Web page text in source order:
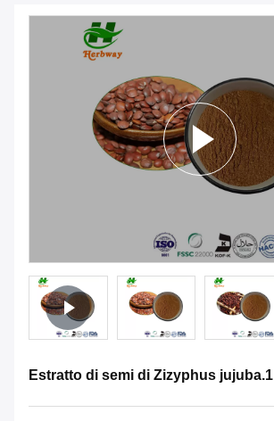
Estratto di semi di Zizyphus jujuba.1